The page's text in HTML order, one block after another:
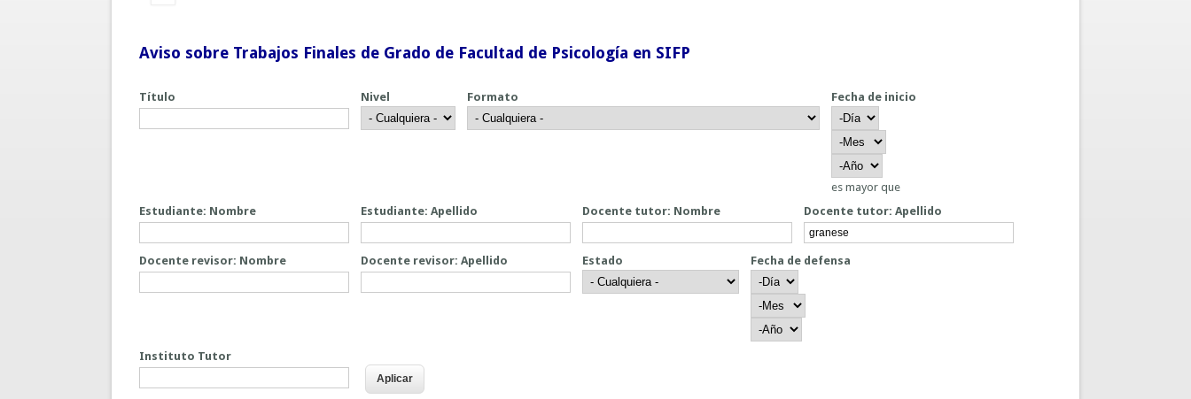
Aviso sobre Trabajos Finales de Grado de Facultad de Psicología en SIFP
Título Nivel Formato Fecha de inicio
Fecha de inicio
Día
Mes
Año
es mayor que
Estudiante: Nombre
Estudiante: Apellido Docente tutor: Nombre Docente tutor: Apellido
Docente revisor: Nombre Docente revisor: Apellido Estado Fecha de defensa
Fecha de defensa
Día
Mes
Año
Instituto Tutor